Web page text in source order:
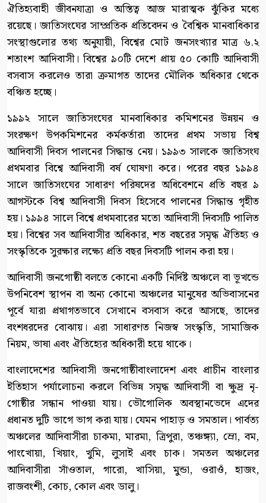
ঐতিহ্যবাহী জীবনযাত্রা ও অস্তিত্ব আজ মারাত্মক ঝুঁকির মধ্যে
রয়েছে। জাতিসংঘের সাম্প্রতিক প্রতিবেদন ও বৈশ্বিক মানবাধিকার
সংস্থাগুলোর তথ্য অনুযায়ী, বিশ্বের মোট জনসংখ্যার মাত্র ৬.২
শতাংশ আদিবাসী। বিশ্বের ৯০টি দেশে প্রায় ৫০ কোটি আদিবাসী
বসবাস করলেও তারা ক্রমাগত তাদের মৌলিক অধিকার থেকে
বঞ্চিত হচ্ছে।
১৯৯২ সালে জাতিসংঘের মানবাধিকার কমিশনের উন্নয়ন ও
সংরক্ষণ উপকমিশনের কর্মকর্তারা তাদের প্রথম সভায় বিশ্ব
আদিবাসী দিবস পালনের সিদ্ধান্ত নেয়। ১৯৯৩ সালকে জাতিসংঘ
প্রথমবার বিশ্বে আদিবাসী বর্ষ ঘোষণা করে। পরের বছর ১৯৯৪
সালে জাতিসংঘের সাধারণ পরিষদের অধিবেশনে প্রতি বছর ৯
আগস্টকে বিশ্ব আদিবাসী দিবস হিসেবে পালনের সিদ্ধান্ত গৃহীত
হয়। ১৯৯৪ সালে বিশ্বে প্রথমবারের মতো আদিবাসী দিবসটি পালিত
হয়। বিশ্বের সব আদিবাসীর অধিকার, শত বছরের সমৃদ্ধ ঐতিহ্য ও
সংস্কৃতিকে সুরক্ষার লক্ষ্যে প্রতি বছর দিবসটি পালন করা হয়।
আদিবাসী জনগোষ্ঠী বলতে কোনো একটি নির্দিষ্ট অঞ্চলে বা ভূখন্ডে
উপনিবেশ স্থাপন বা অন্য কোনো অঞ্চলের মানুষের অভিবাসনের
পূর্বে যারা প্রথাগতভাবে সেখানে বসবাস করে আসছে, তাদের
বংশধরদের বোঝায়। এরা সাধারণত নিজস্ব সংস্কৃতি, সামাজিক
নিয়ম, ভাষা এবং ঐতিহ্যের অধিকারী হয়ে থাকে।
বাংলাদেশের আদিবাসী জনগোষ্ঠীবাংলাদেশ এবং প্রাচীন বাংলার
ইতিহাস পর্যালোচনা করলে বিভিন্ন সমৃদ্ধ আদিবাসী বা ক্ষুদ্র নৃ-
গোষ্ঠীর সন্ধান পাওয়া যায়। ভৌগোলিক অবস্থানভেদে এদের
প্রধানত দুটি ভাগে ভাগ করা যায়। যেমন পাহাড় ও সমতাল। পার্বত্য
অঞ্চলের আদিবাসীরা চাকমা, মারমা, ত্রিপুরা, তঞ্চঙ্গ্যা, ম্রো, বম,
পাংখোয়া, খিয়াং, খুমি, লুসাই এবং চাক। সমতল অঞ্চলের
আদিবাসীরা সাঁওতাল, গারো, খাসিয়া, মুন্ডা, ওরাওঁ, হাজং,
রাজবংশী, কোচ, কোল এবং ডালু।